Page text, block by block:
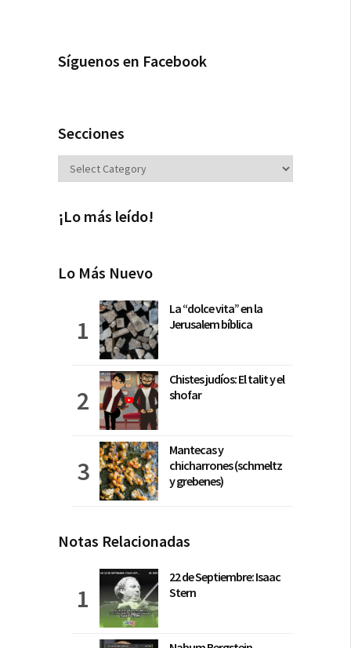
Síguenos en Facebook
Secciones
Secciones
¡Lo más leído!
Lo Más Nuevo
La “dolce vita” en la
Jerusalem bíblica
Chistes judíos: El talit y el
shofar
Mantecas y
chicharrones (schmeltz
y grebenes)
Notas Relacionadas
22 de Septiembre: Isaac
Stern